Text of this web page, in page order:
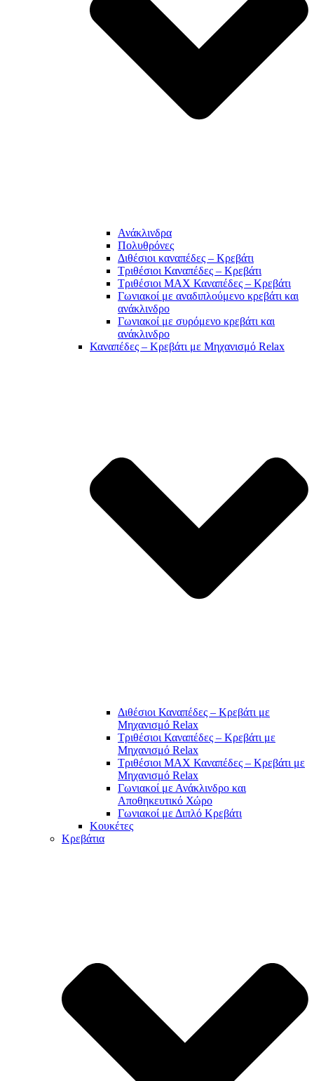
Ανάκλινδρα
Πολυθρόνες
Διθέσιοι καναπέδες – Κρεβάτι
Τριθέσιοι Καναπέδες – Κρεβάτι
Τριθέσιοι MAX Καναπέδες – Κρεβάτι
Γωνιακοί με αναδιπλούμενο κρεβάτι και
ανάκλινδρο
Γωνιακοί με συρόμενο κρεβάτι και
ανάκλινδρο
Καναπέδες – Κρεβάτι με Μηχανισμό Relax
Διθέσιοι Καναπέδες – Κρεβάτι με
Μηχανισμό Relax
Τριθέσιοι Καναπέδες – Κρεβάτι με
Μηχανισμό Relax
Τριθέσιοι MAX Καναπέδες – Κρεβάτι με
Μηχανισμό Relax
Γωνιακοί με Ανάκλινδρο και
Αποθηκευτικό Χώρο
Γωνιακοί με Διπλό Κρεβάτι
Κουκέτες
Κρεβάτια